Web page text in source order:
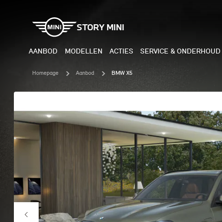
STORY MINI
AANBOD MODELLEN
MINI COOPER ELECTRIC
MINI ACEMAN ELECTRIC
MINI COUNTRYMAN ELECTRIC
JOHN COOPER WORKS
ELECTRIC
MINI
MINI
MINI
MINI
ACTIES SERVICE & ONDERHOUD
Homepage Aanbod BMW X5